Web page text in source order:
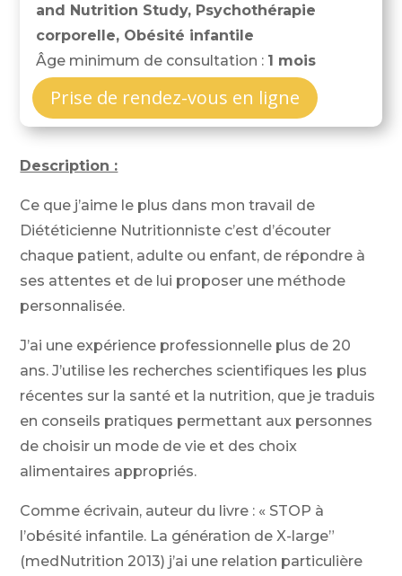
and Nutrition Study, Psychothérapie
corporelle, Obésité infantile
Âge minimum de consultation : 1 mois
Prise de rendez-vous en ligne
Description :
Ce que j’aime le plus dans mon travail de
Diététicienne Nutritionniste c’est d’écouter
chaque patient, adulte ou enfant, de répondre à
ses attentes et de lui proposer une méthode
personnalisée.
J’ai une expérience professionnelle plus de 20
ans. J’utilise les recherches scientifiques les plus
récentes sur la santé et la nutrition, que je traduis
en conseils pratiques permettant aux personnes
de choisir un mode de vie et des choix
alimentaires appropriés.
Comme écrivain, auteur du livre : « STOP à
l’obésité infantile. La génération de X-large”
(medNutrition 2013) j’ai une relation particulière